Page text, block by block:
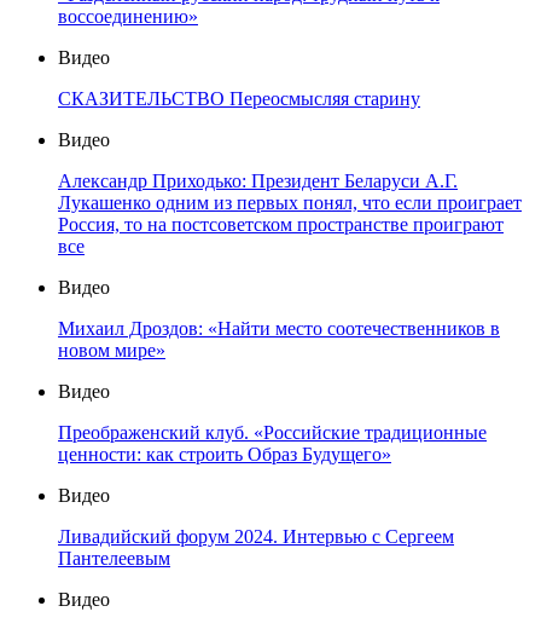
воссоединению»
Видео
СКАЗИТЕЛЬСТВО Переосмысляя старину
Видео
Александр Приходько: Президент Беларуси А.Г.
Лукашенко одним из первых понял, что если проиграет
Россия, то на постсоветском пространстве проиграют
все
Видео
Михаил Дроздов: «Найти место соотечественников в
новом мире»
Видео
Преображенский клуб. «Российские традиционные
ценности: как строить Образ Будущего»
Видео
Ливадийский форум 2024. Интервью с Сергеем
Пантелеевым
Видео